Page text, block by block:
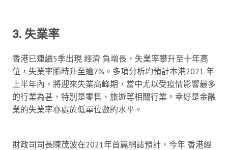
3. 失業率
香港已連續5季出現 經濟 負增長，失業率攀升至十年高
位，失業率隨時升至逾7%。多項分析均預計本港2021 年
上半年內，將迎來失業高峰期，當中尤以受疫情影響最多
的行業為甚，特別是零售、旅遊等相關行業。幸好是金融
業的失業率亦處於低單位數的水平。
財政司司長陳茂波在2021年首篇網誌預計，今年 香港經